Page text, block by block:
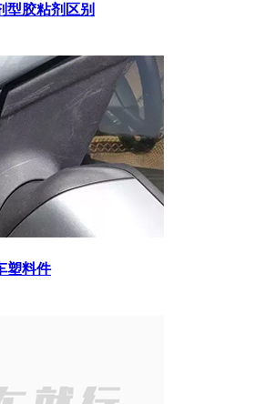
型胶粘剂区别
塑料件